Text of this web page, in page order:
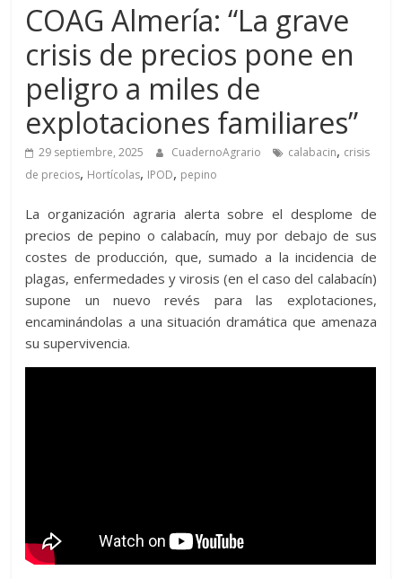
COAG Almería: “La grave
crisis de precios pone en
peligro a miles de
explotaciones familiares”
29 septiembre, 2025 CuadernoAgrario calabacin, crisis
de precios, Hortícolas, IPOD, pepino
La organización agraria alerta sobre el desplome de
precios de pepino o calabacín, muy por debajo de sus
costes de producción, que, sumado a la incidencia de
plagas, enfermedades y virosis (en el caso del calabacín)
supone un nuevo revés para las explotaciones,
encaminándolas a una situación dramática que amenaza
su supervivencia.